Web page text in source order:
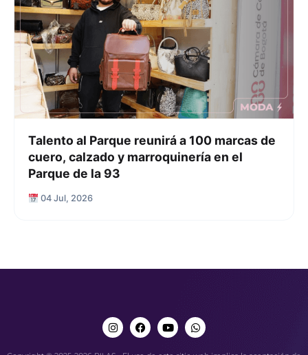
Talento al Parque reunirá a 100 marcas de
cuero, calzado y marroquinería en el
Parque de la 93
04 Jul, 2026